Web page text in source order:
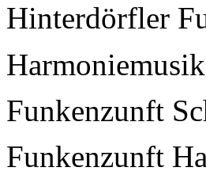
Hinterdörfler
Funkenzunft
Funkenzunft